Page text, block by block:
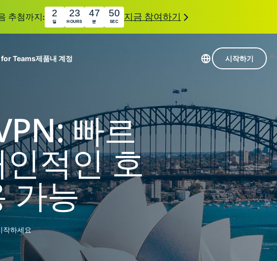
추첨까지: 2
일
23
HOURS
47
분
49
SEC 지금 참여하기
게임용 VPN
ExpressVPN 소개
독으로 종합적인 첨단 개인정보 보호 및 보안 도구를 이용해 보
한 작동으로 더욱 탁월한 디지털 라이프를 선사합니다.
보기
NEW
사용 방법
암호화 정보
for Teams제품
holiday.com
eSIM
150개 이상의
지역에서 사용
가능한 무료
eSIM.
Award-
winning
macOS
antivirus,
firewall,
system tools,
and more.
내 계정 시작하기
빠르
적인 호
가능
작하세요